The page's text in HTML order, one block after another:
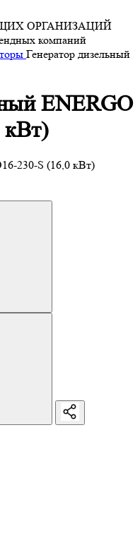
ОРГАНИЗАЦИЙ
компаний
Генератор дизельный
ENERGO
кВт)
230-S (16,0 кВт)